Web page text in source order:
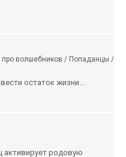
про волшебников / Попаданцы /
остаток жизни...
активирует родовую